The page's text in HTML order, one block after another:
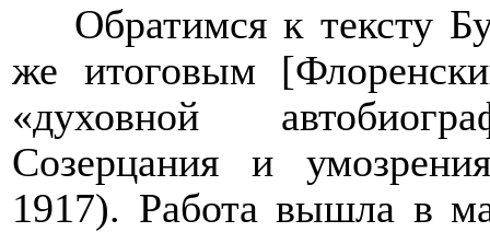
Обратимся к тексту
же итоговым
«духовной
Созерцания и
1917). Работа вышла в